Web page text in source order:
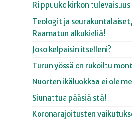
Riippuuko kirkon
Teologit ja
Raamatun alkukieliä!
Joko kelpaisin itselleni?
Turun yössä on rukoiltu
Nuorten ikäluokkaa ei ole
Siunattua pääsiäistä!
Koronarajoitusten